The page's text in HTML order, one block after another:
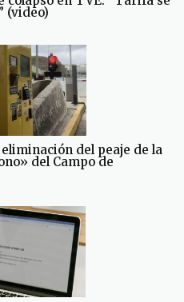
(video)
del peaje de la
del Campo de